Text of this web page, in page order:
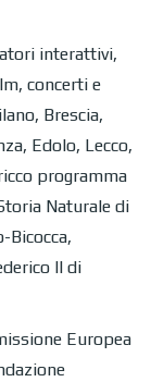
interattivi,
concerti e
Brescia,
Edolo, Lecco,
programma
Naturale di
Bicocca,
II di
Europea